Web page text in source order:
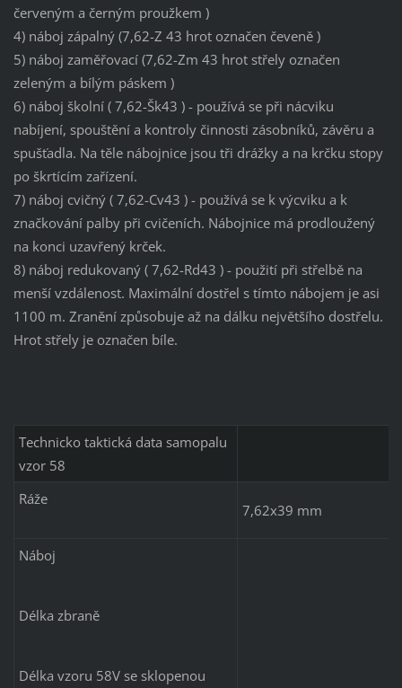
červeným a černým proužkem )
4) náboj zápalný (7,62-Z 43 hrot označen čeveně )
5) náboj zaměřovací (7,62-Zm 43 hrot střely označen
zeleným a bílým páskem )
6) náboj školní ( 7,62-Šk43 ) - používá se při nácviku
nabíjení, spouštění a kontroly činnosti zásobníků, závěru a
spušťadla. Na těle nábojnice jsou tři drážky a na krčku stopy
po škrtícím zařízení.
7) náboj cvičný ( 7,62-Cv43 ) - používá se k výcviku a k
značkování palby při cvičeních. Nábojnice má prodloužený
na konci uzavřený krček.
8) náboj redukovaný ( 7,62-Rd43 ) - použití při střelbě na
menší vzdálenost. Maximální dostřel s tímto nábojem je asi
1100 m. Zranění způsobuje až na dálku největšího dostřelu.
Hrot střely je označen bíle.
Technicko taktická data samopalu
vzor 58
Ráže
7,62x39 mm
Náboj
Délka zbraně
Délka vzoru 58V se sklopenou